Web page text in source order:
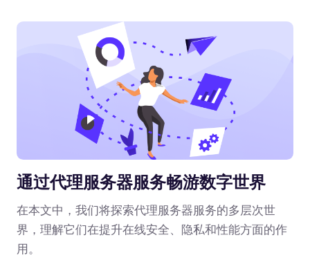
通过代理服务器服务畅游数字世界
在本文中，我们将探索代理服务器服务的多层次世
界，理解它们在提升在线安全、隐私和性能方面的作
用。